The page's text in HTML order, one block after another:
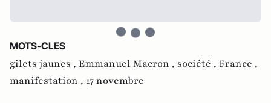
MOTS-CLES
gilets jaunes , Emmanuel Macron , société , France ,
manifestation , 17 novembre